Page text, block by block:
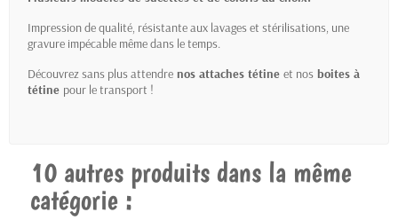
Impression de qualité, résistante aux lavages et stérilisations, une
gravure impécable même dans le temps.
Découvrez sans plus attendre nos attaches tétine et nos boites à
tétine pour le transport !
10 autres produits dans la même
catégorie :